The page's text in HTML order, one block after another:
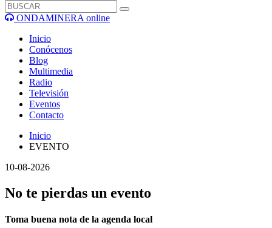
ONDAMINERA online
Inicio
Conócenos
Blog
Multimedia
Radio
Televisión
Eventos
Contacto
Inicio
EVENTO
10-08-2026
No te pierdas un evento
Toma buena nota de la agenda local